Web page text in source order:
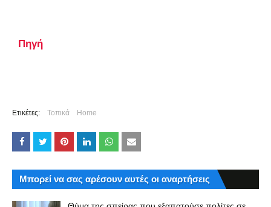
Πηγή
Ετικέτες: Τοπικά Home
Μπορεί να σας αρέσουν αυτές οι αναρτήσεις